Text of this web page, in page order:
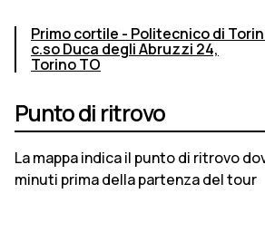
Primo cortile - Politecnico di
c.so Duca degli Abruzzi 24,
Torino TO
Punto di ritrovo
La mappa indica il punto di ritrovo
minuti prima della partenza del tour